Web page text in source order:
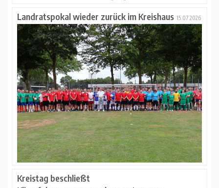
Landratspokal wieder zurück im Kreishaus 15.07.2026
Kreistag beschließt